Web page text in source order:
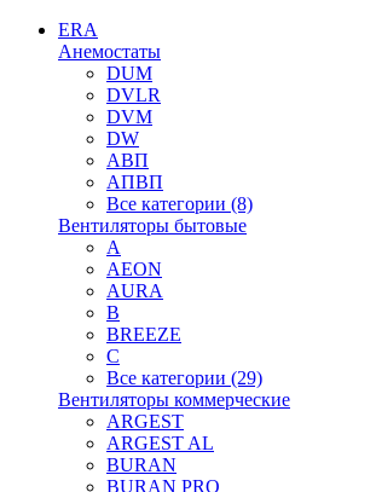
ERA
Анемостаты
DUM
DVLR
DVM
DW
АВП
АПВП
Все категории (8)
Вентиляторы бытовые
A
AEON
AURA
B
BREEZE
C
Все категории (29)
Вентиляторы коммерческие
ARGEST
ARGEST AL
BURAN
BURAN PRO